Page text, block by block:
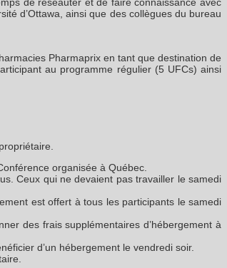
d’Ottawa, ainsi que des collègues du bureau
Pharmaprix en tant que destination de
au programme régulier (5 UFCs) ainsi
organisée à Québec.
Ceux qui ne devaient pas travailler le samedi
est offert à tous les participants le samedi
des frais supplémentaires d’hébergement à
d’un hébergement le vendredi soir.